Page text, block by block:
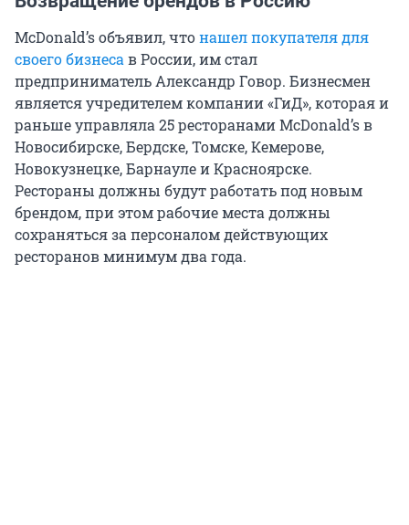
McDonald’s объявил, чтонашел покупателя для
своего бизнеса в России, им стал
предприниматель Александр Говор. Бизнесмен
является учредителем компании «ГиД», которая и
раньше управляла 25 ресторанами McDonald’s в
Новосибирске, Бердске, Томске, Кемерове,
Новокузнецке, Барнауле и Красноярске.
Рестораны должны будут работать под новым
брендом, при этом рабочие места должны
сохраняться за персоналом действующих
ресторанов минимум два года.